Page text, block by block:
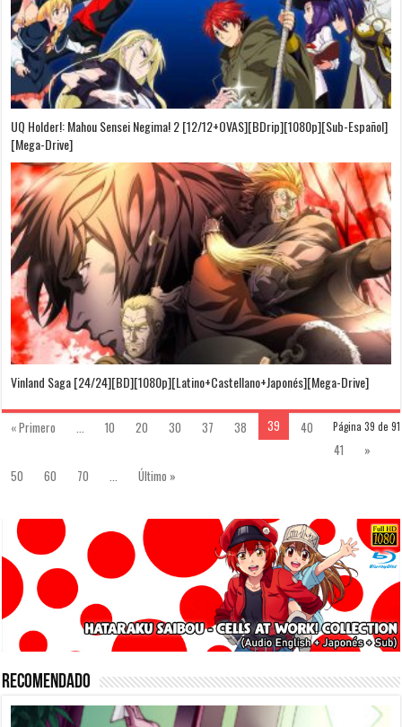
UQ Holder!: Mahou Sensei Negima! 2 [12/12+OVAS][BDrip][1080p][Sub-Español]
[Mega-Drive]
Vinland Saga [24/24][BD][1080p][Latino+Castellano+Japonés][Mega-Drive]
Página 39 de 91
« Primero 10 20 30 37 38 39
40
41
»
50
60 70 Último »
Recomendado